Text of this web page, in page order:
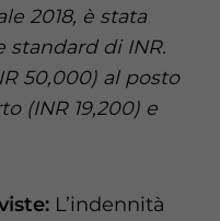
2018, è stata
di INR.
50,000) al posto
(INR 19,200) e
L’indennità